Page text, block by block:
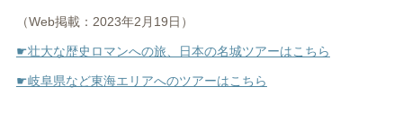
（Web掲載：2023年2月19日）
☛壮大な歴史ロマンへの旅、日本の名城ツアーはこちら
☛岐阜県など東海エリアへのツアーはこちら